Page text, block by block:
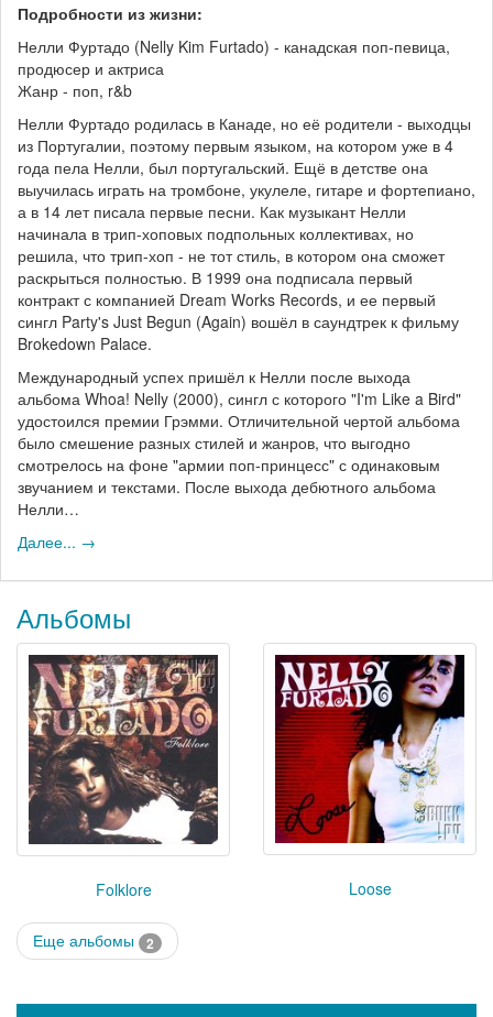
Подробности из жизни:
Нелли Фуртадо (Nelly Kim Furtado) - канадская поп-певица,
продюсер и актриса
Жанр - поп, r&b
Нелли Фуртадо родилась в Канаде, но её родители - выходцы
из Португалии, поэтому первым языком, на котором уже в 4
года пела Нелли, был португальский. Ещё в детстве она
выучилась играть на тромбоне, укулеле, гитаре и фортепиано,
а в 14 лет писала первые песни. Как музыкант Нелли
начинала в трип-хоповых подпольных коллективах, но
решила, что трип-хоп - не тот стиль, в котором она сможет
раскрыться полностью. В 1999 она подписала первый
контракт с компанией Dream Works Records, и ее первый
сингл Party's Just Begun (Again) вошёл в саундтрек к фильму
Brokedown Palace.
Международный успех пришёл к Нелли после выхода
альбома Whoa! Nelly (2000), сингл с которого "I'm Like a Bird"
удостоился премии Грэмми. Отличительной чертой альбома
было смешение разных стилей и жанров, что выгодно
смотрелось на фоне "армии поп-принцесс" с одинаковым
звучанием и текстами. После выхода дебютного альбома
Нелли…
Далее... →
Альбомы
Folklore Loose
Еще альбомы 2